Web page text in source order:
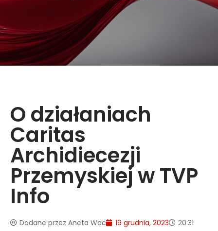
O działaniach
Caritas
Archidiecezji
Przemyskiej w TVP
Info
Dodane przez Aneta Wac 19 grudnia, 2023 20:31